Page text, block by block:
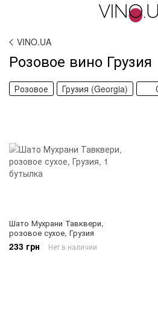
VINO.UA
Розовое вино Грузия
Розовое Грузия (Georgia)
Шато Мухрани Тавквери,
розовое сухое, Грузия
233 грн Нет в наличии